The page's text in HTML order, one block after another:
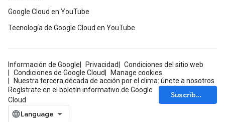
Google Cloud en YouTube
Tecnología de Google Cloud en YouTube
Información de Google Privacidad
Condiciones del sitio web
Condiciones de Google Cloud
Manage cookies
Nuestra tercera década de acción por el clima: únete a nosotros
Regístrate en el boletín informativo de Google
Cloud
Suscríbete